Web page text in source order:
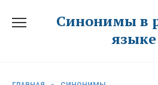
Синонимы в
языке